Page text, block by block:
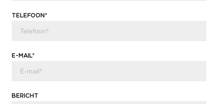
TELEFOON*
E-MAIL*
BERICHT